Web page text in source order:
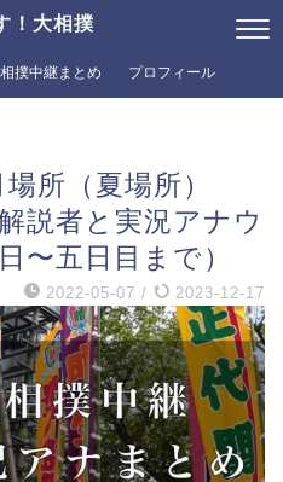
！大相撲
撲中継まとめ プロフィール
所（夏場所）
説者と実況アナウ
〜五日目まで）
2022-05-07 / 2023-12-17